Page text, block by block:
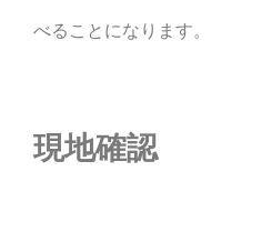
べることになります。
現地確認